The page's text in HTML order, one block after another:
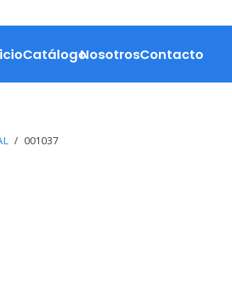
CatálogoNosotrosContacto
/ 001037